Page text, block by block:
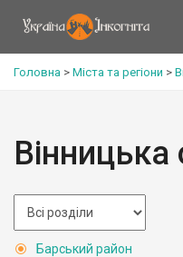
Головна > Міста та регіони >
Вінницька
Барський район